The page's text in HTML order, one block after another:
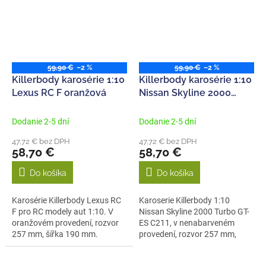
59,90 € –2 %
Killerbody karosérie 1:10
Lexus RC F oranžová
Dodanie 2-5 dní
47,72 € bez DPH
58,70 €
Do košíka
Karosérie Killerbody Lexus RC
F pro RC modely aut 1:10. V
oranžovém provedení, rozvor
257 mm, šířka 190 mm.
Vyrobeno...
59,90 € –2 %
Killerbody karosérie 1:10
Nissan Skyline 2000
Dodanie 2-5 dní
47,72 € bez DPH
58,70 €
Do košíka
Karoserie Killerbody 1:10
Nissan Skyline 2000 Turbo GT-
ES C211, v nenabarveném
provedení, rozvor 257 mm,